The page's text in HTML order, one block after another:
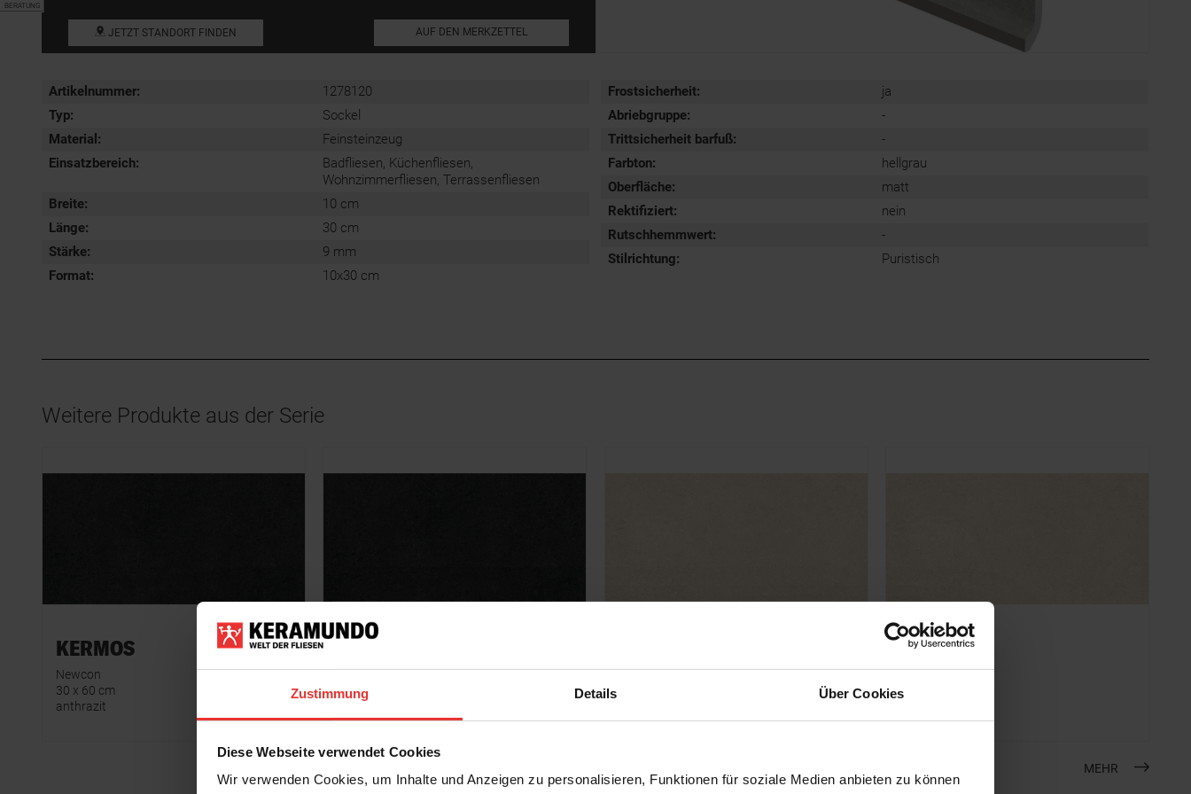
Zustimmung Details Über Cookies
Diese Webseite verwendet Cookies
Wir verwenden Cookies, um Inhalte und Anzeigen zu personalisieren, Funktionen für soziale Medien anbieten zu können
JETZT STANDORT FINDEN AUF DEN MERKZETTEL
Artikelnummer:
1278120
Typ:
Sockel
Material:
Feinsteinzeug
Einsatzbereich:
Badfliesen, Küchenfliesen,
Wohnzimmerfliesen, Terrassenfliesen
Breite:
10 cm
Länge:
30 cm
Stärke:
9 mm
Format: 10x30 cm
Frostsicherheit:
ja
Abriebgruppe:
-
Trittsicherheit barfuß:
-
Farbton:
hellgrau
Oberfläche:
matt
Rektifiziert:
nein
Rutschhemmwert:
-
Stilrichtung: Puristisch
Weitere Produkte aus der Serie
KERMOS
Newcon
30 x 60 cm
anthrazit
KERMOS
Newcon
30 x 60 cm
Newcon
KERMOS
Newcon
30 x 60 cm
MEHR
BERATUNG